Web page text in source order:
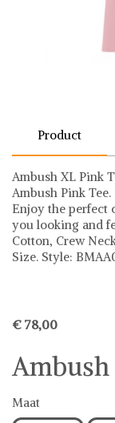
Product
Ambush XL Pink
Ambush Pink
Enjoy the perfect
you looking and
Cotton, Crew
Size. Style:
€ 78,00
Maat